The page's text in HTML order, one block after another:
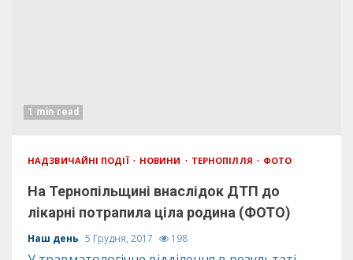
1 min read
НАДЗВИЧАЙНІ ПОДІЇ НОВИНИ ТЕРНОПІЛЛЯ ФОТО
На Тернопільщині внаслідок ДТП до
лікарні потрапила ціла родина (ФОТО)
Наш день 5 Грудня, 2017 198